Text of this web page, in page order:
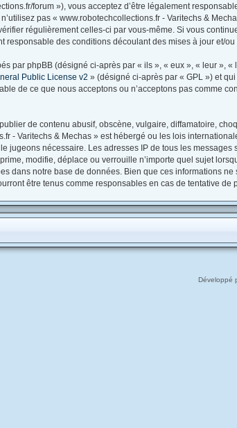
forum »), vous acceptez d’être légalement
pas « www.robotechcollections.fr - Varitechs &
régulièrement celles-ci par vous-même. Si vous
responsable des conditions découlant des mises à jour et/
par phpBB (désigné ci-après par « ils », « eux », « leur »,
Public License v2 » (désigné ci-après par « GPL ») et
de ce que nous acceptons ou n’acceptons pas comme
de contenu abusif, obscène, vulgaire, diffamatoire,
- Varitechs & Mechas » est hébergé ou les lois
jugeons nécessaire. Les adresses IP de tous les
modifie, déplace ou verrouille n’importe quel sujet
dans notre base de données. Bien que ces informations
être tenus comme responsables en cas de tentative
Développé